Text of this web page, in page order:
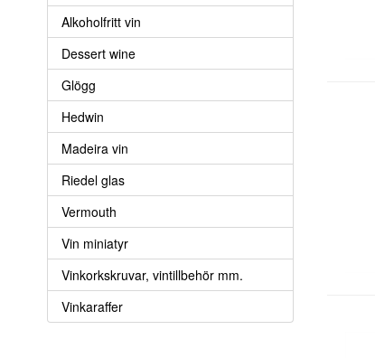
Alkoholfritt vin
Dessert wine
Glögg
Hedwin
Madeira vin
Riedel glas
Vermouth
Vin miniatyr
Vinkorkskruvar, vintillbehör mm.
Vinkaraffer